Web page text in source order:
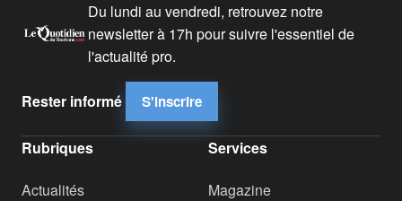
Du lundi au vendredi, retrouvez notre
newsletter à 17h pour suivre l'essentiel de
l'actualité pro.
Rester informé S'inscrire
Rubriques
Actualités
Services
Magazine